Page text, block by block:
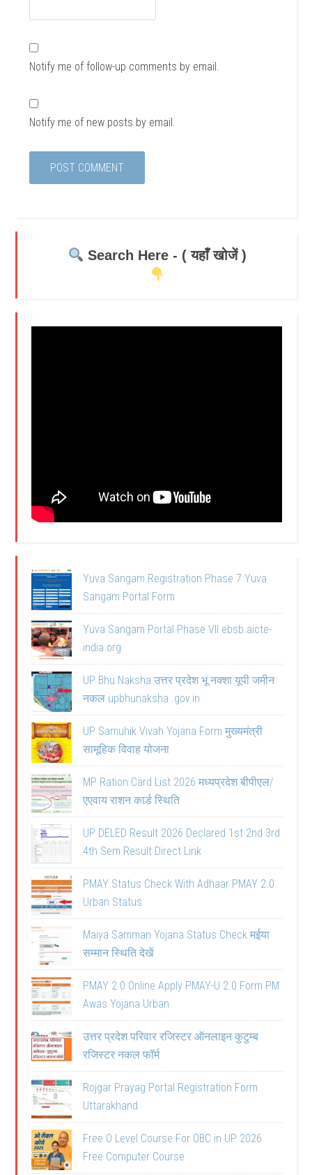
Notify me of follow-up comments by email.
Notify me of new posts by email.
Search Here - ( यहाँ खोजें )
Yuva Sangam Registration Phase 7 Yuva
Sangam Portal Form
Yuva Sangam Portal Phase VII ebsb.aicte-
india.org
UP Bhu Naksha उत्तर प्रदेश भू नक्शा यूपी जमीन
नकल upbhunaksha .gov.in
UP Samuhik Vivah Yojana Form मुख्यमंत्री
सामूहिक विवाह योजना
MP Ration Card List 2026 मध्यप्रदेश बीपीएल/
एएवाय राशन कार्ड स्थिति
UP DELED Result 2026 Declared 1st 2nd 3rd
4th Sem Result Direct Link
PMAY Status Check With Adhaar PMAY 2.0
Urban Status
Maiya Samman Yojana Status Check मईया
सम्मान स्थिति देखें
PMAY 2.0 Online Apply PMAY-U 2.0 Form PM
Awas Yojana Urban
उत्तर प्रदेश परिवार रजिस्टर ऑनलाइन कुटुम्ब
रजिस्टर नकल फॉर्म
Rojgar Prayag Portal Registration Form
Uttarakhand
Free O Level Course For OBC in UP 2026
Free Computer Course